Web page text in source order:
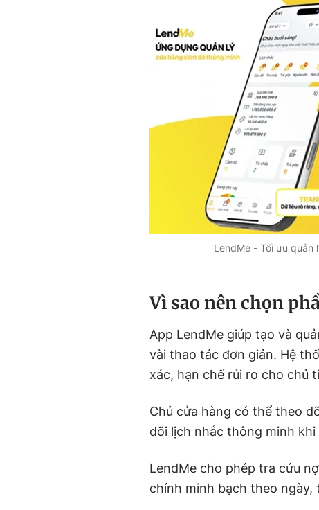
LendMe - Tối ưu quản
Vì sao nên chọn
App LendMe giúp tạo và
vài thao tác đơn giản. Hệ
xác, hạn chế rủi ro cho chủ
Chủ cửa hàng có thể theo
dõi lịch nhắc thông minh
LendMe cho phép tra cứu
chính minh bạch theo ngày,